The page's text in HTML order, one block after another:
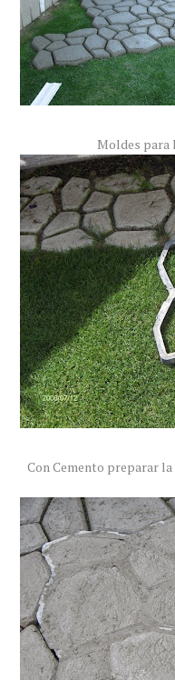
Moldes para
Con Cemento preparar